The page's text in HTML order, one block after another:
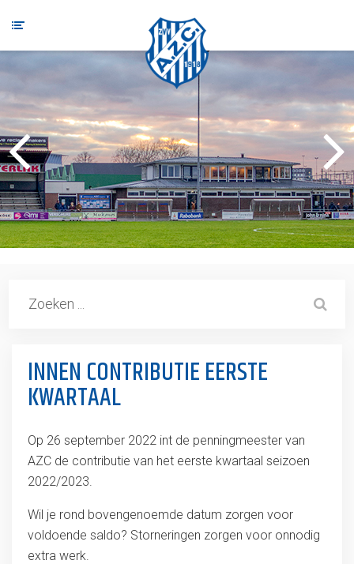
INNEN CONTRIBUTIE EERSTE
KWARTAAL
Op 26 september 2022 int de penningmeester van
AZC de contributie van het eerste kwartaal seizoen
2022/2023.
Wil je rond bovengenoemde datum zorgen voor
voldoende saldo? Storneringen zorgen voor onnodig
extra werk.